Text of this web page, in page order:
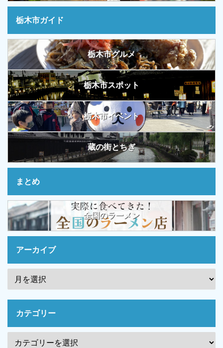
栃木市ガイド
栃木市グルメ
栃木市スポット
栃木市イベント
蔵の街とちぎ
まとめ
全国のラーメン
アーカイブ
カテゴリー